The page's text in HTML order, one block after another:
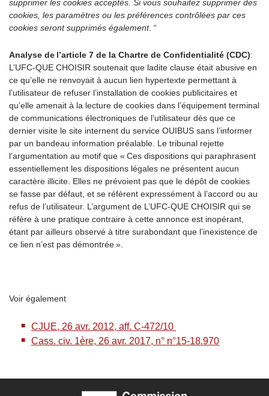
supprimer les cookies acceptés. Si vous souhaitez supprimer des
cookies, les paramètres ou les préférences contrôlées par ces
cookies seront supprimés également. “
Analyse de l’article 7 de la Chartre de Confidentialité (CDC):
L’UFC-QUE CHOISIR soutenait que ladite clause était abusive en
ce qu’elle ne renvoyait à aucun lien hypertexte permettant à
l’utilisateur de refuser l’installation de cookies publicitaires et
qu’elle amenait à la lecture de cookies dans l’équipement terminal
de communications électroniques de l’utilisateur dès que ce
dernier visite le site internent du service OUIBUS sans l’informer
par un bandeau information préalable. Le tribunal rejette
l’argumentation au motif que « Ces dispositions qui paraphrasent
essentiellement les dispositions légales ne présentent aucun
caractère illicite. Elles ne prévoient pas que le dépôt de cookies
se fasse par défaut, et se réfèrent expressément à l’accord ou au
refus de l’utilisateur. L’argument de L’UFC-QUE CHOISIR qui se
réfère à une pratique contraire à cette annonce est inopérant,
étant par ailleurs observé à titre surabondant que l’inexistence de
ce lien n’est pas démontrée ».
Voir également
CJUE, 26 avr. 2012, aff. C-472/10
Cass. civ. 1ère, 26 avr. 2017, n° n°15-18.970